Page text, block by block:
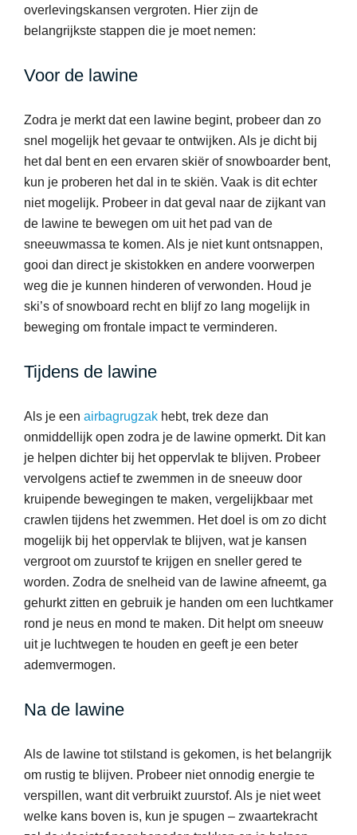
overlevingskansen vergroten. Hier zijn de
belangrijkste stappen die je moet nemen:
Voor de lawine
Zodra je merkt dat een lawine begint, probeer dan zo
snel mogelijk het gevaar te ontwijken. Als je dicht bij
het dal bent en een ervaren skiër of snowboarder bent,
kun je proberen het dal in te skiën. Vaak is dit echter
niet mogelijk. Probeer in dat geval naar de zijkant van
de lawine te bewegen om uit het pad van de
sneeuwmassa te komen. Als je niet kunt ontsnappen,
gooi dan direct je skistokken en andere voorwerpen
weg die je kunnen hinderen of verwonden. Houd je
ski’s of snowboard recht en blijf zo lang mogelijk in
beweging om frontale impact te verminderen.
Tijdens de lawine
Als je een airbagrugzak hebt, trek deze dan
onmiddellijk open zodra je de lawine opmerkt. Dit kan
je helpen dichter bij het oppervlak te blijven. Probeer
vervolgens actief te zwemmen in de sneeuw door
kruipende bewegingen te maken, vergelijkbaar met
crawlen tijdens het zwemmen. Het doel is om zo dicht
mogelijk bij het oppervlak te blijven, wat je kansen
vergroot om zuurstof te krijgen en sneller gered te
worden. Zodra de snelheid van de lawine afneemt, ga
gehurkt zitten en gebruik je handen om een luchtkamer
rond je neus en mond te maken. Dit helpt om sneeuw
uit je luchtwegen te houden en geeft je een beter
ademvermogen.
Na de lawine
Als de lawine tot stilstand is gekomen, is het belangrijk
om rustig te blijven. Probeer niet onnodig energie te
verspillen, want dit verbruikt zuurstof. Als je niet weet
welke kans boven is, kun je spugen – zwaartekracht